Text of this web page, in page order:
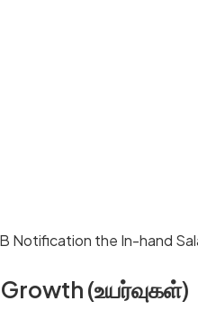
Notification the In-hand
(உயர்வுகள்)